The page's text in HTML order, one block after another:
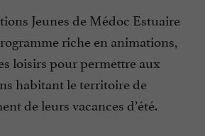
Jeunes de Médoc Estuaire
riche en animations,
loisirs pour permettre aux
habitant le territoire de
de leurs vacances d’été.